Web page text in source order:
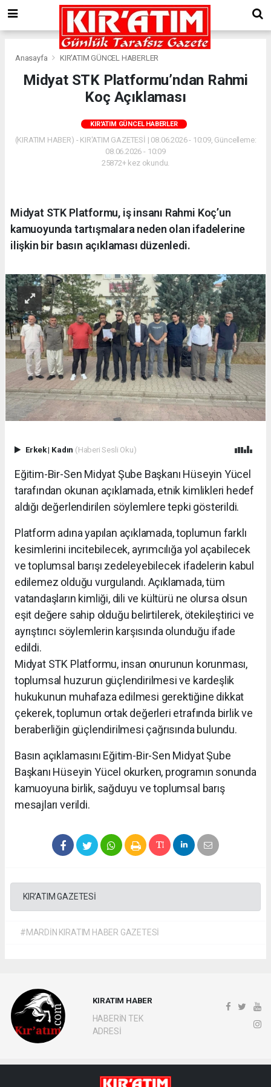
Anasayfa KIR'ATIM GÜNCEL HABERLER
Midyat STK Platformu’ndan Rahmi
Koç Açıklaması
KIR'ATIM GÜNCEL HABERLER
(KIRATIM HABER) - KIR'ATIM GAZETESİ | 08.06.2026 - 10:09, Güncelleme:
08.06.2026 - 10:09
25872+ kez okundu.
Midyat STK Platformu, iş insanı Rahmi Koç’un
kamuoyunda tartışmalara neden olan ifadelerine
ilişkin bir basın açıklaması düzenledi.
Erkek| Kadın (Haberi Sesli Oku)
Eğitim-Bir-Sen Midyat Şube Başkanı Hüseyin Yücel
tarafından okunan açıklamada, etnik kimlikleri hedef
aldığı değerlendirilen söylemlere tepki gösterildi.
Platform adına yapılan açıklamada, toplumun farklı
kesimlerini incitebilecek, ayrımcılığa yol açabilecek
ve toplumsal barışı zedeleyebilecek ifadelerin kabul
edilemez olduğu vurgulandı. Açıklamada, tüm
vatandaşların kimliği, dili ve kültürü ne olursa olsun
eşit değere sahip olduğu belirtilerek, ötekileştirici ve
ayrıştırıcı söylemlerin karşısında olunduğu ifade
edildi.
Midyat STK Platformu, insan onurunun korunması,
toplumsal huzurun güçlendirilmesi ve kardeşlik
hukukunun muhafaza edilmesi gerektiğine dikkat
çekerek, toplumun ortak değerleri etrafında birlik ve
beraberliğin güçlendirilmesi çağrısında bulundu.
Basın açıklamasını Eğitim-Bir-Sen Midyat Şube
Başkanı Hüseyin Yücel okurken, programın sonunda
kamuoyuna birlik, sağduyu ve toplumsal barış
mesajları verildi.
KIR'ATIM GAZETESİ
#MARDİN KIRATIM HABER GAZETESİ
KIRATIM HABER
HABERİN TEK
ADRESİ